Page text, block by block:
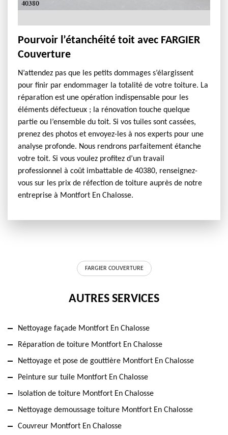
Pourvoir l’étanchéité toit avec FARGIER
Couverture
N’attendez pas que les petits dommages s’élargissent
pour finir par endommager la totalité de votre toiture. La
réparation est une opération indispensable pour les
éléments défectueux ; la rénovation touche quelque
partie ou l’ensemble du toit. Si vos tuiles sont cassées,
prenez des photos et envoyez-les à nos experts pour une
analyse profonde. Nous rendrons parfaitement étanche
votre toit. Si vous voulez profitez d’un travail
professionnel à coût imbattable de 40380, renseignez-
vous sur les prix de réfection de toiture auprès de notre
entreprise à Montfort En Chalosse.
FARGIER COUVERTURE
AUTRES SERVICES
Nettoyage façade Montfort En Chalosse
Réparation de toiture Montfort En Chalosse
Nettoyage et pose de gouttière Montfort En Chalosse
Peinture sur tuile Montfort En Chalosse
Isolation de toiture Montfort En Chalosse
Nettoyage demoussage toiture Montfort En Chalosse
Couvreur Montfort En Chalosse